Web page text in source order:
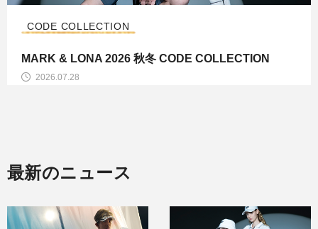
2026.07.28
CODE COLLECTION
MARK & LONA 2026 秋冬 CODE COLLECTION
最新のニュース